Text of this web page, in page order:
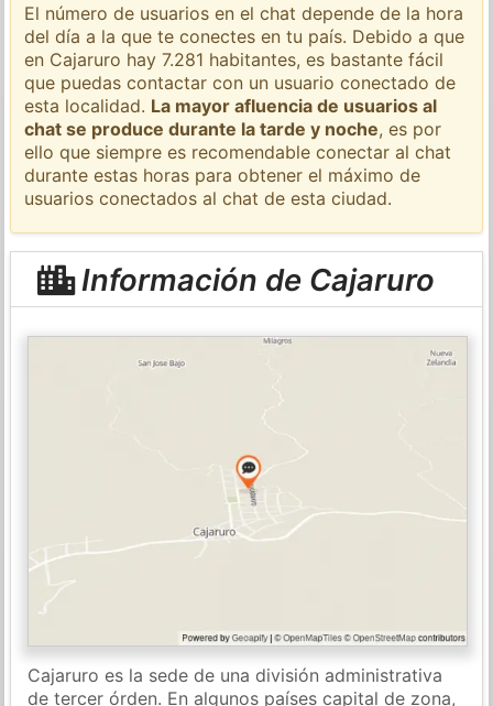
El número de usuarios en el chat depende de la hora
del día a la que te conectes en tu país. Debido a que
en Cajaruro hay 7.281 habitantes, es bastante fácil
que puedas contactar con un usuario conectado de
esta localidad. La mayor afluencia de usuarios al
chat se produce durante la tarde y noche, es por
ello que siempre es recomendable conectar al chat
durante estas horas para obtener el máximo de
usuarios conectados al chat de esta ciudad.
Información de Cajaruro
Cajaruro es la sede de una división administrativa
de tercer órden. En algunos países capital de zona,